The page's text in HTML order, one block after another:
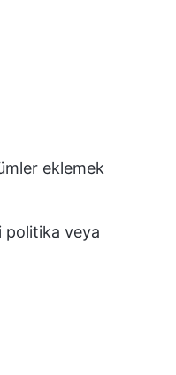
eklemek
politika veya